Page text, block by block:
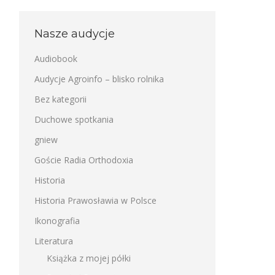
Nasze audycje
Audiobook
Audycje Agroinfo – blisko rolnika
Bez kategorii
Duchowe spotkania
gniew
Goście Radia Orthodoxia
Historia
Historia Prawosławia w Polsce
Ikonografia
Literatura
Książka z mojej półki